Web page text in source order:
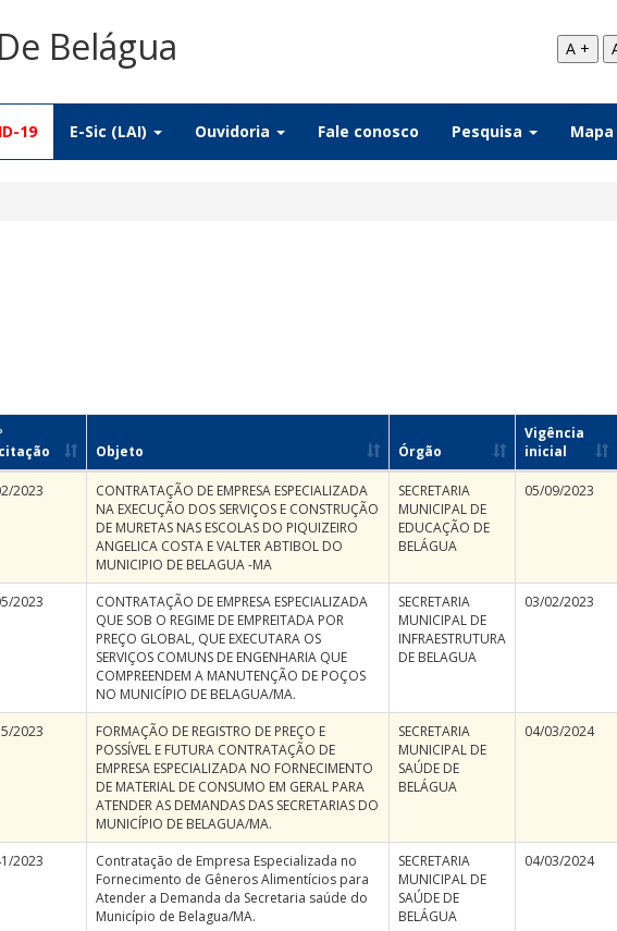
Belágua A +
19 E-Sic (LAI) Ouvidoria Fale conosco Pesquisa
Objeto Órgão
Vigência
inicial
2023
CONTRATAÇÃO DE EMPRESA ESPECIALIZADA
NA EXECUÇÃO DOS SERVIÇOS E CONSTRUÇÃO
DE MURETAS NAS ESCOLAS DO PIQUIZEIRO
ANGELICA COSTA E VALTER ABTIBOL DO
MUNICIPIO DE BELAGUA -MA
SECRETARIA
MUNICIPAL DE
EDUCAÇÃO DE
BELÁGUA
05/09/2023
2023
CONTRATAÇÃO DE EMPRESA ESPECIALIZADA
QUE SOB O REGIME DE EMPREITADA POR
PREÇO GLOBAL, QUE EXECUTARA OS
SERVIÇOS COMUNS DE ENGENHARIA QUE
COMPREENDEM A MANUTENÇÃO DE POÇOS
NO MUNICÍPIO DE BELAGUA/MA.
SECRETARIA
MUNICIPAL DE
INFRAESTRUTURA
DE BELAGUA
03/02/2023
2023
FORMAÇÃO DE REGISTRO DE PREÇO E
POSSÍVEL E FUTURA CONTRATAÇÃO DE
EMPRESA ESPECIALIZADA NO FORNECIMENTO
DE MATERIAL DE CONSUMO EM GERAL PARA
ATENDER AS DEMANDAS DAS SECRETARIAS DO
MUNICÍPIO DE BELAGUA/MA.
SECRETARIA
MUNICIPAL DE
SAÚDE DE
BELÁGUA
04/03/2024
2023
Contratação de Empresa Especializada no
Fornecimento de Gêneros Alimentícios para
Atender a Demanda da Secretaria saúde do
Município de Belagua/MA.
SECRETARIA
MUNICIPAL DE
SAÚDE DE
BELÁGUA
04/03/2024